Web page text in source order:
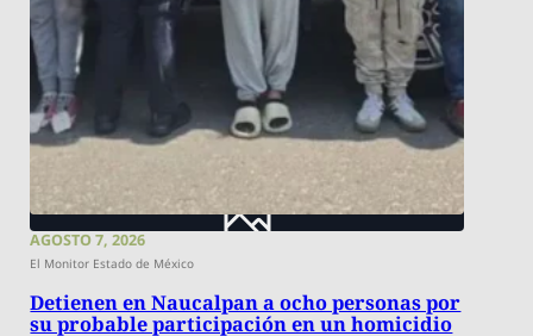
AGOSTO 7, 2026
El Monitor Estado de México
Detienen en Naucalpan a ocho personas por
su probable participación en un homicidio